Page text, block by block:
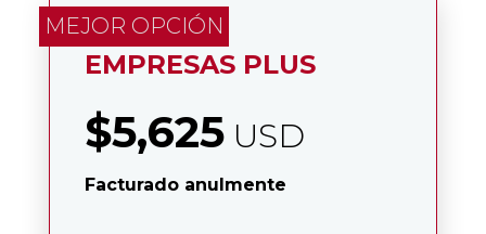
EMPRESAS PLUS
$5,625USD
Facturado anulmente